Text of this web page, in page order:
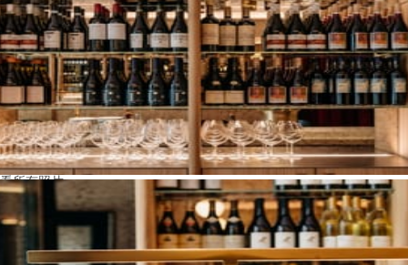
看所有照片